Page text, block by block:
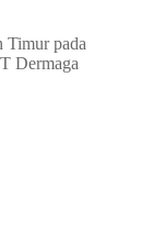
Timur pada
Dermaga